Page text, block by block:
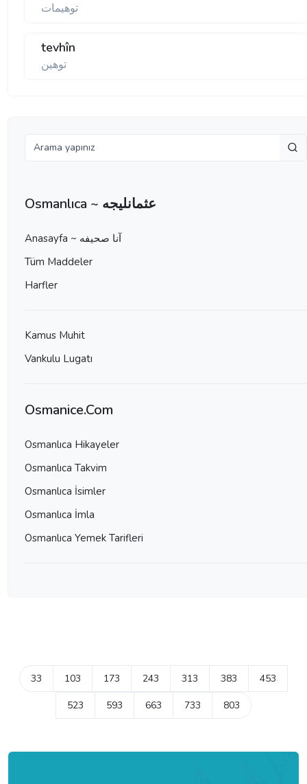
توهيمات
tevhîn
توهين
Osmanlıca ~ عثمانليجه
Anasayfa ~ آنا صحيفه
Tüm Maddeler
Harfler
Kamus Muhit
Vankulu Lugatı
Osmanice.Com
Osmanlıca Hikayeler
Osmanlıca Takvim
Osmanlıca İsimler
Osmanlıca İmla
Osmanlıca Yemek Tarifleri
33 103 173 243 313 383 453
523 593 663 733 803